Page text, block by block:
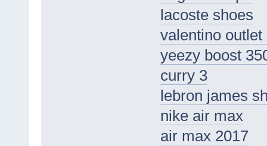
lacoste shoes
valentino outlet
yeezy boost
curry 3
lebron james
nike air max
air max 2017